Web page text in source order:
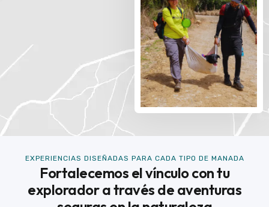
EXPERIENCIAS DISEÑADAS PARA CADA TIPO DE MANADA
Fortalecemos el vínculo con tu
explorador a través de aventuras